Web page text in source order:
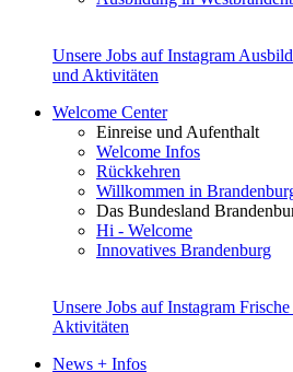
Unsere Jobs auf Instagram
und Aktivitäten
Welcome Center
Einreise und Aufenthalt
Welcome Infos
Rückkehren
Willkommen in
Das Bundesland
Hi - Welcome
Innovatives Brandenburg
Unsere Jobs auf Instagram
Aktivitäten
News + Infos